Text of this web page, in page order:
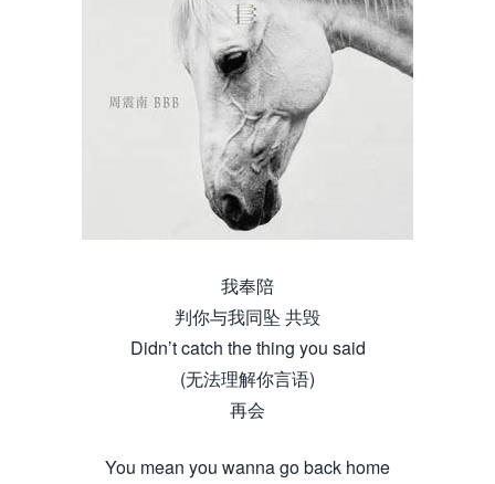
我奉陪
判你与我同坠 共毁
Didn’t catch the thing you said
(无法理解你言语)
再会
You mean you wanna go back home